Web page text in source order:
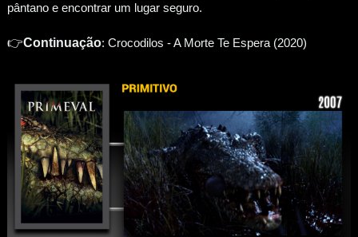
pântano e encontrar um lugar seguro.
👉Continuação: Crocodilos - A Morte Te Espera (2020)